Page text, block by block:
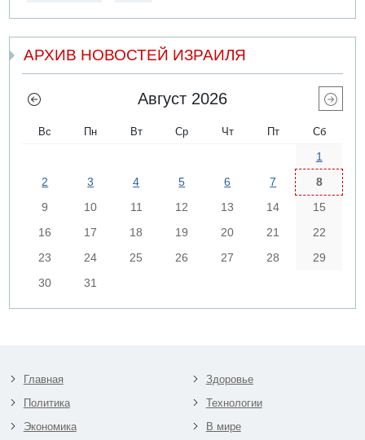
АРХИВ НОВОСТЕЙ ИЗРАИЛЯ
Август 2026
Вс Пн Вт Ср Чт Пт Сб
1
2
3 4 5 6 7
8
9
10 11 12 13 14
15
16
17 18 19 20 21
22
23
24 25 26 27 28
29
30
31
Главная
Политика
Экономика
Здоровье
Технологии
В мире